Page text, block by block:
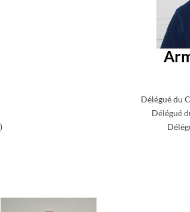
Délégué du
Délégué